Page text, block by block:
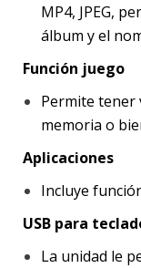
MP4, JPEG,
álbum y el
Función juego
Permite tener
memoria o
Aplicaciones
Incluye
USB para
La unidad le